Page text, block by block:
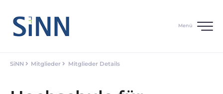
Menü
SiNN Mitglieder Mitglieder Details